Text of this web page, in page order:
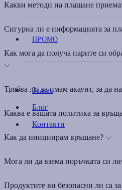
ПРОМО
За нас
Блог
Контакти
Какви методи на плащане
Сигурна ли е информацията за
Как мога да получа парите си
Трябва ли да имам акаунт, за да
Каква е вашата политика за
Как да инициирам връщане?
Мога ли да взема поръчката си
Продуктите ви безопасни ли са